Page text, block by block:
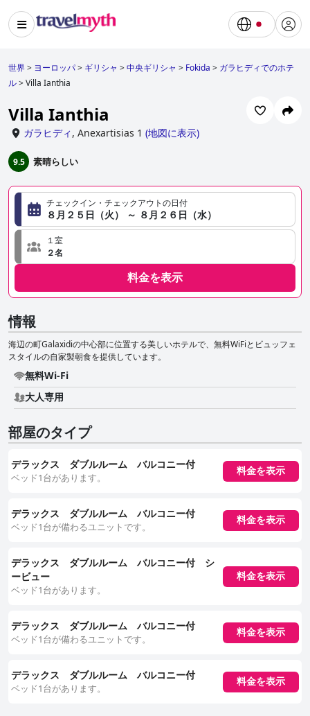
世界> ヨーロッパ> ギリシャ >中央ギリシャ > Fokida > ガラヒディでのホテ
ル>Villa Ianthia
Villa Ianthia
ガラヒディ , Anexartisias 1 (地図に表示)
9.5 素晴らしい
チェックイン・チェックアウトの日付
８月２５日（火） ～ ８月２６日（水）
１室
２名
料金を表示
情報
海辺の町Galaxidiの中心部に位置する美しいホテルで、無料WiFiとビュッフェ
スタイルの自家製朝食を提供しています。
無料Wi-Fi
大人専用
部屋のタイプ
デラックス ダブルルーム バルコニー付
ベッド1台があります。
料金を表示
デラックス ダブルルーム バルコニー付
ベッド1台が備わるユニットです。
料金を表示
デラックス ダブルルーム バルコニー付 シ
ービュー
ベッド1台があります。
料金を表示
デラックス ダブルルーム バルコニー付
ベッド1台が備わるユニットです。
料金を表示
デラックス ダブルルーム バルコニー付
ベッド1台があります。
料金を表示